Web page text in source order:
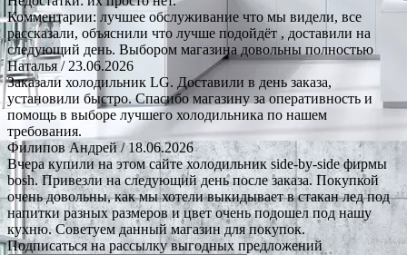
Комментарии: лучшее обслуживание что мы видели, все
рассказали, объяснили что лучше подойдёт , доставили на
следующий день. Выбором магазина довольны полностью
Наталья / 23.06.2026
Заказали холодильник LG. Доставили в день заказа,
установили быстро. Спасибо магазину за оперативность и
помощь в выборе лучшего холодильника по нашем
требования.
Филипов Андрей/ 18.06.2026
Вчера купили на этом сайте холодильник side-by-side фирмы
bosh. Привезли на следующий день после заказа. Покупкой
очень довольны, как мы хотели выкидывает в стакан лед под
напитки разных размеров и цвет очень подошел под нашу
кухню. Советуем данный магазин для покупок.
Подписаться на рассылку выгодных предложений